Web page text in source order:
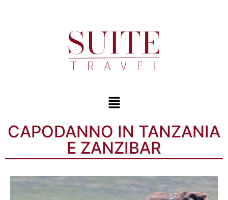
CAPODANNO IN TANZANIA
E ZANZIBAR